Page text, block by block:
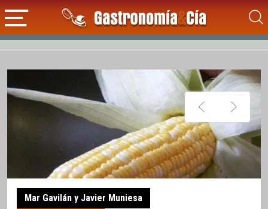
Mar Gavilán y Javier Muniesa